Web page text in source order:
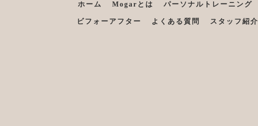
ホーム Mogarとは パーソナルトレーニング
ビフォーアフター よくある質問 スタッフ紹介